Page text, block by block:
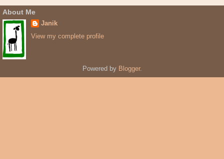
About Me
Janik
View my complete profile
Powered by Blogger.